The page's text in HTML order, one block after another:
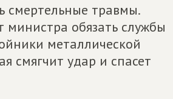
смертельные травмы.
министра обязать службы
металлической
смягчит удар и спасет